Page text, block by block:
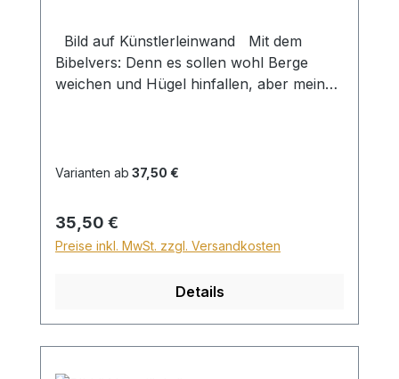
Bild auf Künstlerleinwand Mit dem
Bibelvers: Denn es sollen wohl Berge
weichen und Hügel hinfallen, aber meine
wird für den Versand innerhalb
Höhe von 28,99€ berechnet. Für den
Versand ins Ausland beträgt der
Sperrgutzuschlag 30€.
Varianten ab 37,50 €
Regulärer Preis:
35,50 €
Preise inkl. MwSt. zzgl. Versandkosten
Details